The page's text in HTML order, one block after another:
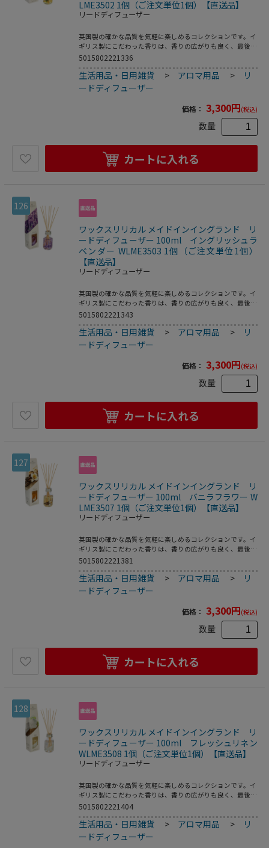
LME3502 1個（ご注文単位1個）【直送品】
リードディフューザー
英国製の確かな品質を気軽に楽しめるコレクションです。イ
ギリス製にこだわった香りは、香りの広がりも良く、最後ま
でお楽しみいただけます。レモンのような香りのハーブ、レ
リードディフューザーの香りが弱く感じられる様になった時
には、スティックを上下入れ替えしていただくと香りが広が
ります。●芳香期間：約8週間
5015802221336
生活用品・日用雑貨 > アロマ用品 >
リ
ードディフューザー
価格： 3,300円(税込)
数量
カートに入れる
126
ワックスリリカル メイドインイングランド リ
ードディフューザー 100ml イングリッシュラ
ベンダー WLME3503 1個（ご注文単位1個）
【直送品】
リードディフューザー
英国製の確かな品質を気軽に楽しめるコレクションです。イ
ギリス製にこだわった香りは、香りの広がりも良く、最後ま
でお楽しみいただけます。ラベンダーにフレッシュなユーカ
ッキリとしたブレンドです。リードディフューザーの香りが
弱く感じられる様になった時には、スティックを上下入れ替
えしていただくと香りが広がります。●芳香期間：約8週間
5015802221343
生活用品・日用雑貨 > アロマ用品 >
リ
ードディフューザー
価格： 3,300円(税込)
数量
カートに入れる
127
ワックスリリカル メイドインイングランド リ
ードディフューザー 100ml バニラフラワー W
LME3507 1個（ご注文単位1個）【直送品】
リードディフューザー
英国製の確かな品質を気軽に楽しめるコレクションです。イ
ギリス製にこだわった香りは、香りの広がりも良く、最後ま
でお楽しみいただけます。甘いバニラに、アーモンドやクリ
てくれる香りです。リードディフューザーの香りが弱く感じ
られる様になった時には、スティックを上下入れ替えしてい
ただくと香りが広がります。●芳香期間：約8週間
5015802221381
生活用品・日用雑貨 > アロマ用品 >
リ
ードディフューザー
価格： 3,300円(税込)
数量
カートに入れる
128
ワックスリリカル メイドインイングランド リ
ードディフューザー 100ml フレッシュリネン
WLME3508 1個（ご注文単位1個）【直送品】
リードディフューザー
英国製の確かな品質を気軽に楽しめるコレクションです。イ
ギリス製にこだわった香りは、香りの広がりも良く、最後ま
でお楽しみいただけます。洗い立てのリネンのような爽やか
も合わせやすい人気の香りです。リードディフューザーの香
りが弱く感じられる様になった時には、スティックを上下入
れ替えしていただくと香りが広がります。●芳香期間：約8
5015802221404
生活用品・日用雑貨 > アロマ用品 >
リ
ードディフューザー